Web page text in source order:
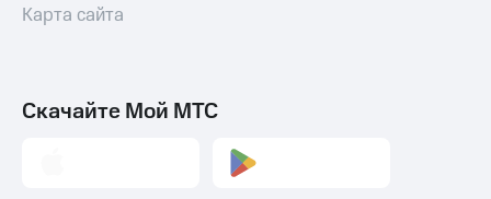
Карта сайта
Скачайте Мой МТС